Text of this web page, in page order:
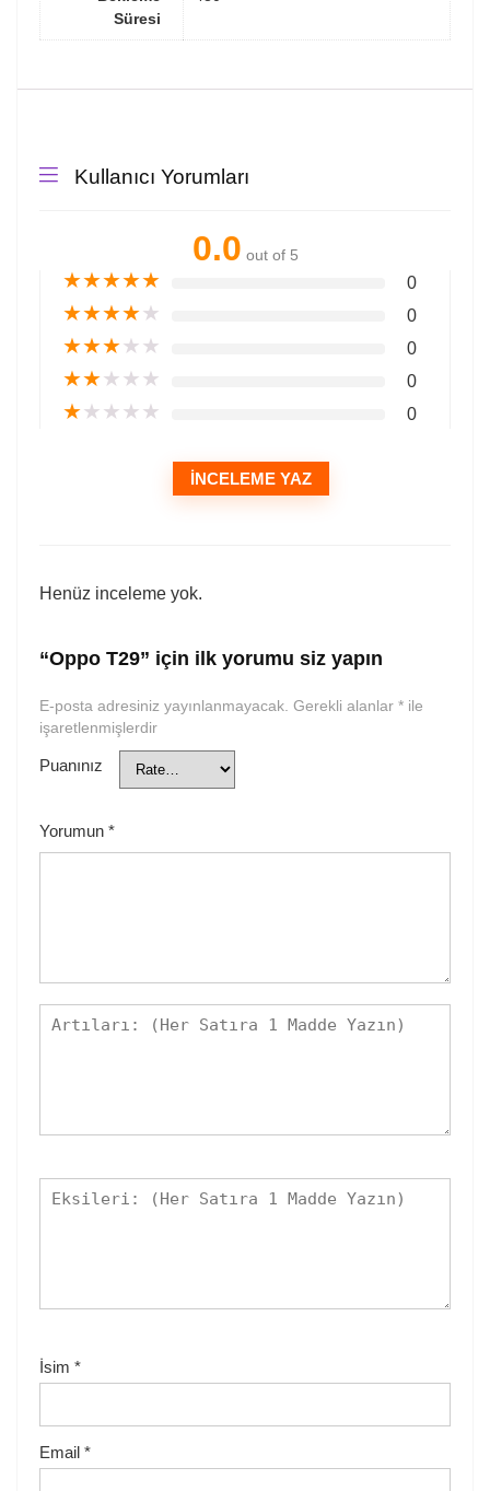
Süresi
Kullanıcı Yorumları
0.0 out of 5
★★★★★ 0
★★★★★ 0
★★★★★ 0
★★★★★ 0
★★★★★ 0
İNCELEME YAZ
Henüz inceleme yok.
“Oppo T29” için ilk yorumu siz yapın
E-posta adresiniz yayınlanmayacak. Gerekli alanlar * ile
işaretlenmişlerdir
Puanınız
Yorumun *
İsim *
Email *